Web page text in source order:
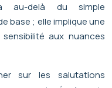
au-delà du simple
base ; elle implique une
aux nuances
sur les salutations